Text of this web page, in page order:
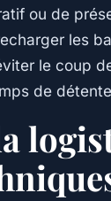
ou de
les
le coup
de